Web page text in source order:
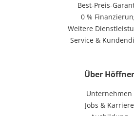
Best-Preis-
0 %
Weitere
Service &
Über Höffner
Unternehmen
Jobs & Karriere